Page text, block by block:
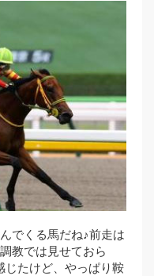
でくる馬だね♪前走は
教では見せておら
じたけど、やっぱり鞍